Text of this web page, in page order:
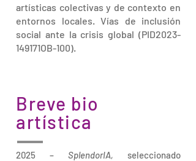
artísticas colectivas y de contexto en
entornos locales. Vías de inclusión
social ante la crisis global (PID2023-
149171OB-100).
Breve bio
artística
2025 – SplendorIA, seleccionado